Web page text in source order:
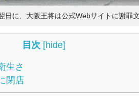
日に、大阪王将は公式Webサイトに謝罪
目次 [hide]
生さ
閉店